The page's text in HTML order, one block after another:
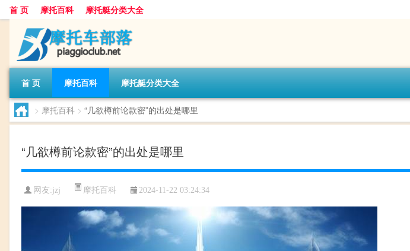
首 页 摩托百科 摩托艇分类大全
首 页 摩托百科 摩托艇分类大全
> 摩托百科 > “几欲樽前论款密”的出处是哪里
“几欲樽前论款密”的出处是哪里
网友:jzj 摩托百科 2024-11-22 03:24:34